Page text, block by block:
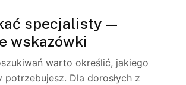
specjalisty —
wskazówki
warto określić, jakiego
potrzebujesz. Dla dorosłych z